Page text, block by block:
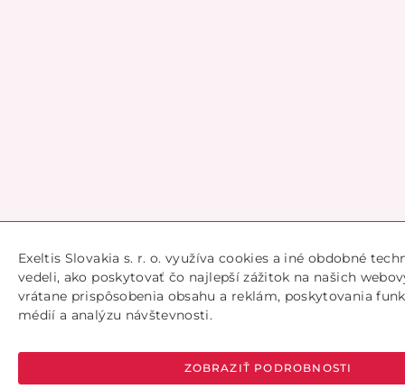
Exeltis Slovakia s. r. o. využíva cookies a iné obdobné
vedeli, ako poskytovať čo najlepší zážitok na našich
vrátane prispôsobenia obsahu a reklám, poskytovania
médií a analýzu návštevnosti.
ZOBRAZIŤ PODROBNOSTI